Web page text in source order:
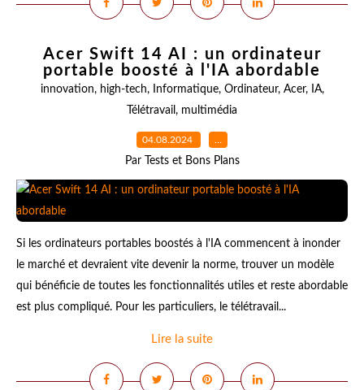
Acer Swift 14 AI : un ordinateur
portable boosté à l'IA abordable
innovation, high-tech, Informatique, Ordinateur, Acer, IA,
Télétravail , multimédia
04.08.2024 …
Par Tests et Bons Plans
Si les ordinateurs portables boostés à l'IA commencent à inonder
le marché et devraient vite devenir la norme, trouver un modèle
qui bénéficie de toutes les fonctionnalités utiles et reste abordable
est plus compliqué. Pour les particuliers, le télétravail...
Lire la suite